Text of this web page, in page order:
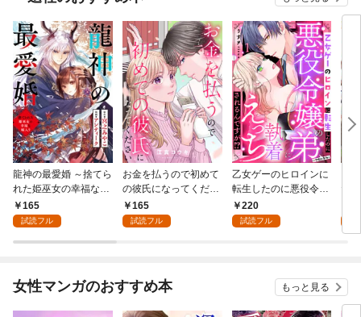
龍神の最愛婚 ～捨てら
れた姫巫女の幸福な嫁
入り～: 1
165
試読フル
お金を払うので初めて
の彼氏になってくださ
い: 1
165
試読フル
乙女ゲーのヒロインに
転生したのに悪役令嬢
の弟（攻略対象外）に
執着えっちされるんで
220
試読フル
た
女性マンガのおすすめ本 もっと見る